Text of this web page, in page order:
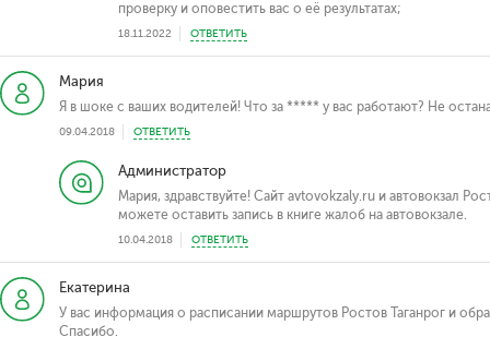
проверку и оповестить вас о её результатах;
18.11.2022 ОТВЕТИТЬ
Мария
Я в шоке с ваших водителей! Что за ***** у вас работают? Не
09.04.2018 ОТВЕТИТЬ
Администратор
Мария, здравствуйте! Сайт avtovokzaly.ru и автовокзал
можете оставить запись в книге жалоб на автовокзале.
10.04.2018 ОТВЕТИТЬ
Екатерина
У вас информация о расписании маршрутов Ростов Таганрог и
Спасибо.